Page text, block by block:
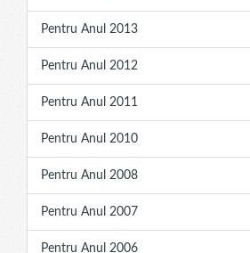
Pentru Anul 2013
Pentru Anul 2012
Pentru Anul 2011
Pentru Anul 2010
Pentru Anul 2008
Pentru Anul 2007
Pentru Anul 2006